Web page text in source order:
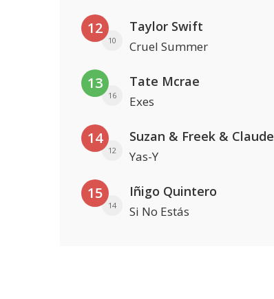
12
10
Taylor Swift
Cruel Summer
13
16
Tate Mcrae
Exes
14
12
Suzan & Freek & Claude
Yas-Y
15
14
Iñigo Quintero
Si No Estás